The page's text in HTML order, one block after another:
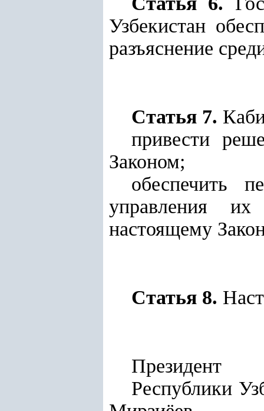
Узбекистан
разъяснение
Статья 7.
привести
Законом;
обеспечить
управления их
настоящему
Статья 8.
Президент